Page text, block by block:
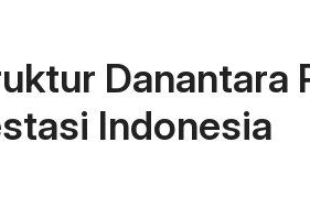
Danantara
Indonesia